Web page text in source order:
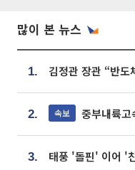
많이 본 뉴스
1.
2. 속보 중부내륙고
3.